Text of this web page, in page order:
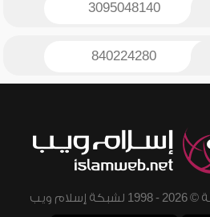
3095048140
840224280
ويب